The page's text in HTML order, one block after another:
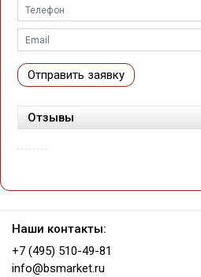
Отправить заявку
Отзывы
Наши контакты:
+7 (495) 510-49-81
info@bsmarket.ru